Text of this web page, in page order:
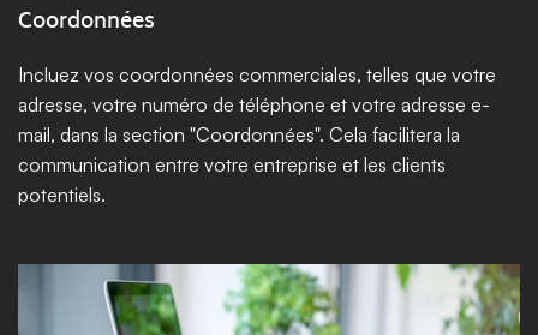
Coordonnées
Incluez vos coordonnées commerciales, telles que votre
adresse, votre numéro de téléphone et votre adresse e-
mail, dans la section "Coordonnées". Cela facilitera la
communication entre votre entreprise et les clients
potentiels.